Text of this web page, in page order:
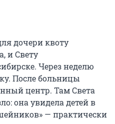
дочери квоту
и Свету
Через неделю
После больницы
центр. Там Света
она увидела детей в
— практически